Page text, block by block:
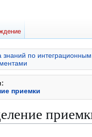
знаний по
приемки